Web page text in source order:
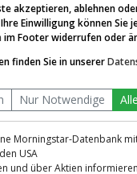
Morningstar-Datenbank
USA
und über Aktien
akzeptieren, ablehnen
Einwilligung können Sie
im Footer widerrufen oder
finden Sie in unserer
Nur Notwendige